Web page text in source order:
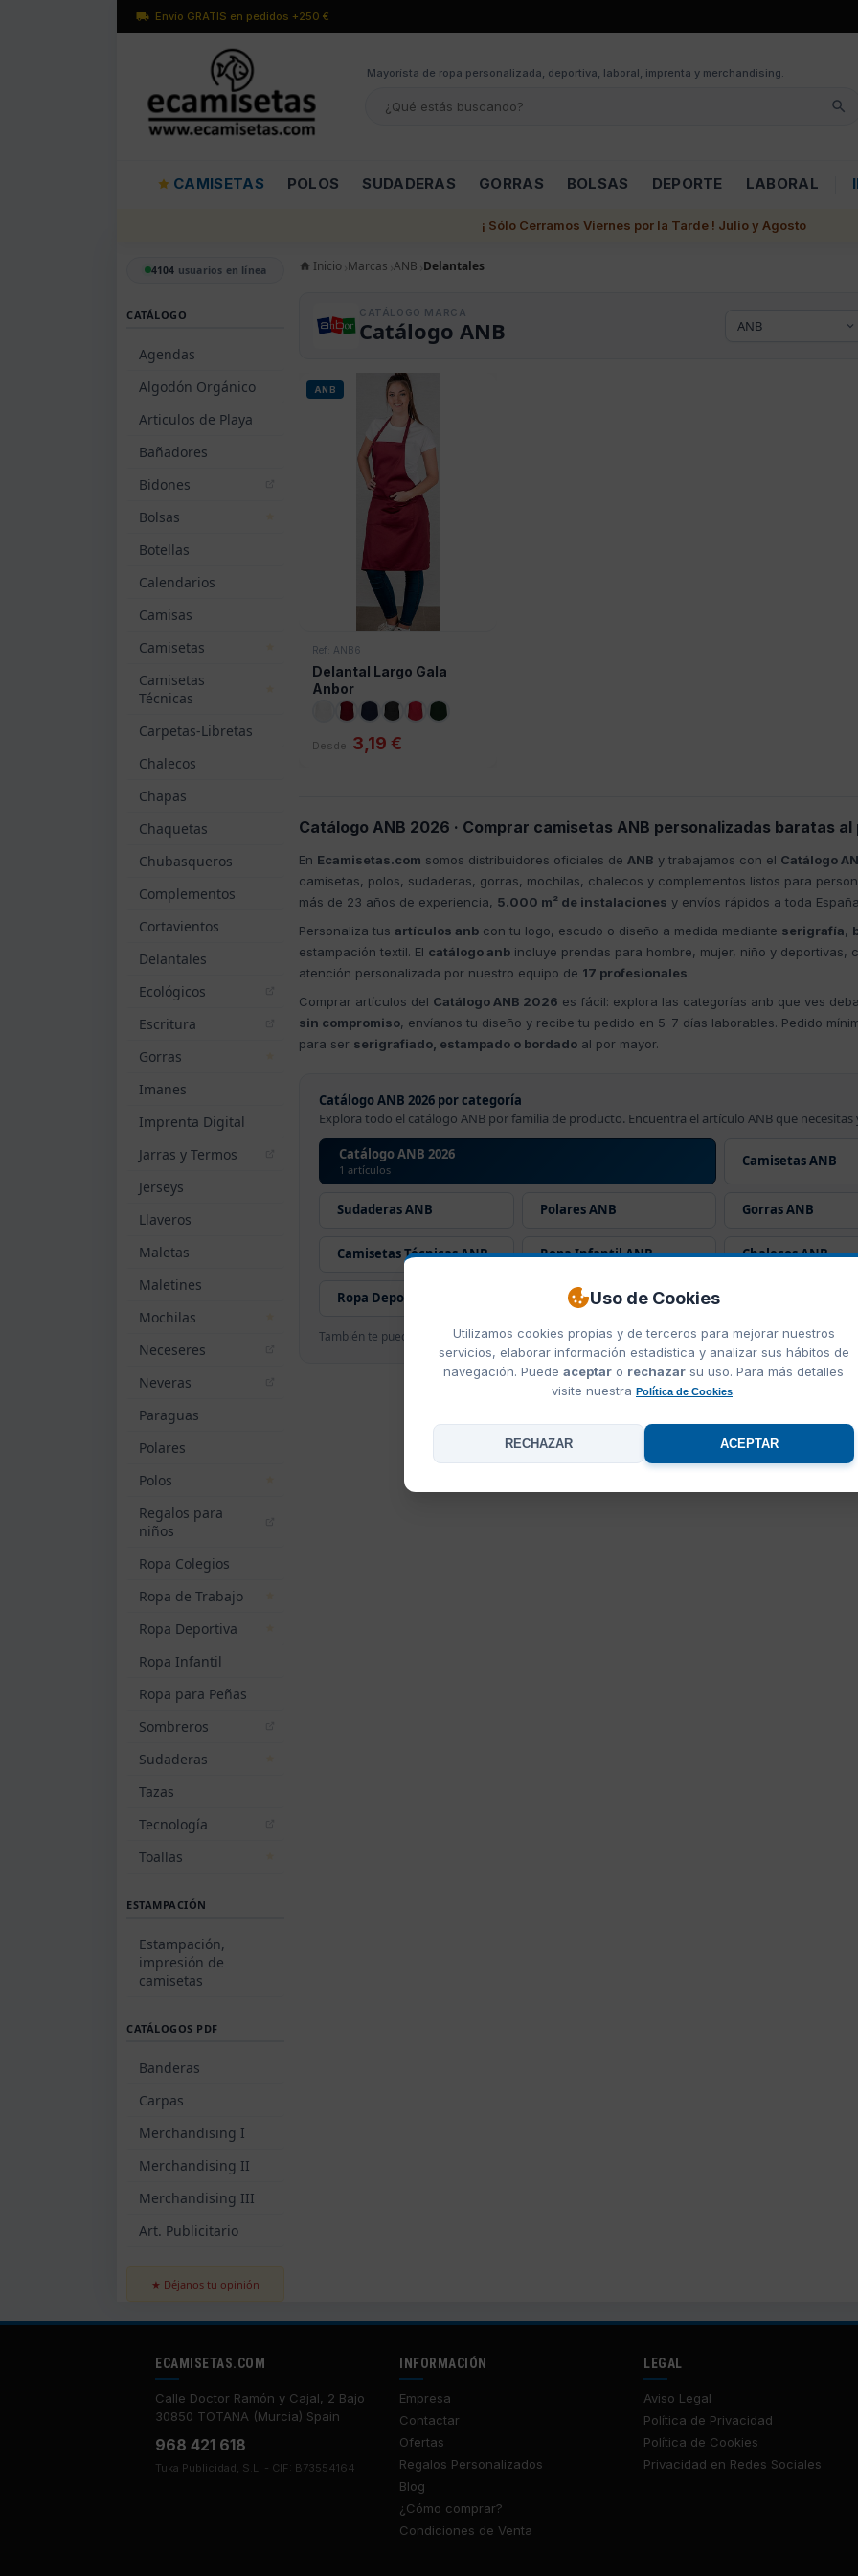
Envío GRATIS en pedidos +250 €
Mayorísta de ropa personalizada, deportiva, laboral, imprenta y merchandising.
CAMISETAS POLOS SUDADERAS GORRAS BOLSAS DEPORTE LABORAL
¡ Sólo Cerramos Viernes por la Tarde ! Julio y Agosto
Uso de Cookies
Utilizamos cookies propias y de terceros para mejorar nuestros
servicios, elaborar información estadística y analizar sus hábitos de
navegación. Puede aceptar o rechazar su uso. Para más detalles
visite nuestra Política de Cookies.
RECHAZAR ACEPTAR
4104 usuarios en línea
CATÁLOGO
Agendas
Algodón Orgánico
Articulos de Playa
Bañadores
Bidones
Bolsas
Botellas
Calendarios
Camisas
Camisetas
Camisetas
Técnicas
Carpetas-Libretas
Chalecos
Chapas
Chaquetas
Chubasqueros
Complementos
Cortavientos
Delantales
Ecológicos
Escritura
Gorras
Imanes
Imprenta Digital
Jarras y Termos
Jerseys
Llaveros
Maletas
Maletines
Mochilas
Neceseres
Neveras
Paraguas
Polares
Polos
Regalos para
niños
Ropa Colegios
Ropa de Trabajo
Ropa Deportiva
Ropa Infantil
Ropa para Peñas
Sombreros
Sudaderas
Tazas
Tecnología
Toallas
ESTAMPACIÓN
Estampación,
impresión de
camisetas
CATÁLOGOS PDF
Banderas
Carpas
Merchandising I
Merchandising II
Merchandising III
Art. Publicitario
★ Déjanos tu opinión
Inicio Marcas ANB Delantales
CATÁLOGO MARCA
Catálogo ANB
ANB
Ref: ANB6
Delantal Largo Gala
Anbor
Desde 3,19 €
Catálogo ANB 2026 · Comprar camisetas ANB personalizadas baratas al
En Ecamisetas.com somos distribuidores oficiales de ANB y trabajamos con el Catálogo
camisetas, polos, sudaderas, gorras, mochilas, chalecos y complementos listos para
más de 23 años de experiencia, 5.000 m² de instalaciones y envíos rápidos a toda
Personaliza tus artículos anb con tu logo, escudo o diseño a medida mediante serigrafía,
estampación textil. El catálogo anb incluye prendas para hombre, mujer, niño y
atención personalizada por nuestro equipo de 17 profesionales.
Comprar artículos del Catálogo ANB 2026 es fácil: explora las categorías anb que ves
sin compromiso, envíanos tu diseño y recibe tu pedido en 5-7 días laborables. Pedido
para ser serigrafiado, estampado o bordado al por mayor.
Catálogo ANB 2026 por categoría
Explora todo el catálogo ANB por familia de producto. Encuentra el artículo ANB que
Catálogo ANB 2026
1 artículos Camisetas ANB
Sudaderas ANB Polares ANB Gorras ANB
Camisetas Técnicas ANB Ropa Infantil ANB Chalecos ANB
Ropa Deportiva ANB
También te puede interesar:artículos anb,Catálogo ANB 2026,otras marcas de camisetas
ECAMISETAS.COM
Calle Doctor Ramón y Cajal, 2 Bajo
30850 TOTANA (Murcia) Spain
968 421 618
Tuka Publicidad, S.L. - CIF: B73554164
INFORMACIÓN
Empresa
Contactar
Ofertas
Regalos Personalizados
Blog
¿Cómo comprar?
Condiciones de Venta
LEGAL
Aviso Legal
Política de Privacidad
Política de Cookies
Privacidad en Redes Sociales